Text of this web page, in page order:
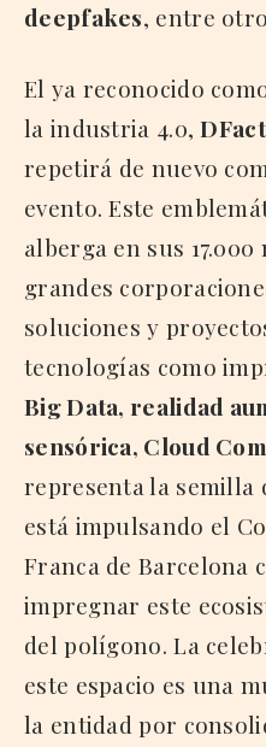
deepfakes, entre
El ya reconocido
la industria 4.0,
repetirá de nuevo
evento. Este
alberga en sus 17.000
grandes
soluciones y
tecnologías como
Big Data, realidad
sensórica, Cloud
representa la semilla
está impulsando el
Franca de Barcelona
impregnar este
del polígono. La
este espacio es una
la entidad por